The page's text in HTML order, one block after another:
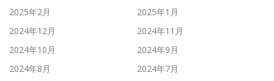
2025年2月
2025年1月
2024年12月
2024年11月
2024年10月
2024年9月
2024年8月
2024年7月